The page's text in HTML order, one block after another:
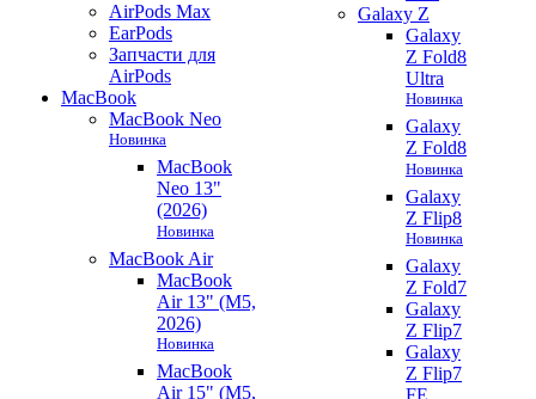
AirPods Max
EarPods
Запчасти для
AirPods
MacBook
MacBook Neo
Новинка
MacBook
Neo 13"
(2026)
Новинка
MacBook Air
MacBook
Air 13" (M5,
2026)
Новинка
MacBook
Air 15" (M5,
Galaxy Z
Galaxy
Z Fold8
Ultra
Новинка
Galaxy
Z Fold8
Новинка
Galaxy
Z Flip8
Новинка
Galaxy
Z Fold7
Galaxy
Z Flip7
Galaxy
Z Flip7
FE